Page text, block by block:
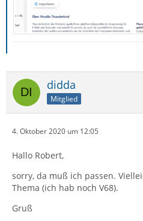
didda
Mitglied
4. Oktober 2020 um 12:05
Hallo Robert,
sorry, da muß ich passen.
Thema (ich hab noch V68).
Gruß